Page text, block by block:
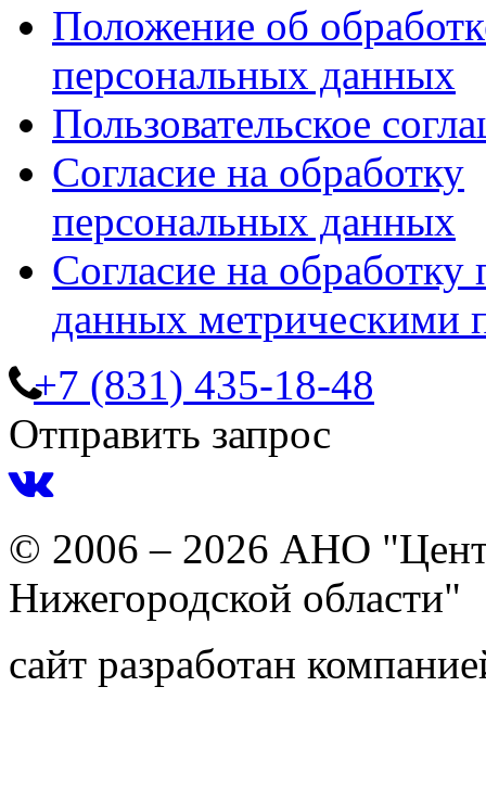
Положение об
персональных данных
Пользовательское
Согласие на обработку
персональных данных
Согласие на обработку
данных метрическими
+7 (831) 435-18-48
Отправить запрос
© 2006 – 2026 АНО
Нижегородской области"
сайт разработан